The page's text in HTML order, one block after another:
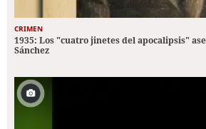
CRIMEN
1935: Los "cuatro jinetes del apocalipsis"
Sánchez